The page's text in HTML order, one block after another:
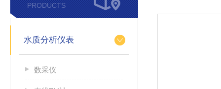
PRODUCTS
水质分析仪表
数采仪